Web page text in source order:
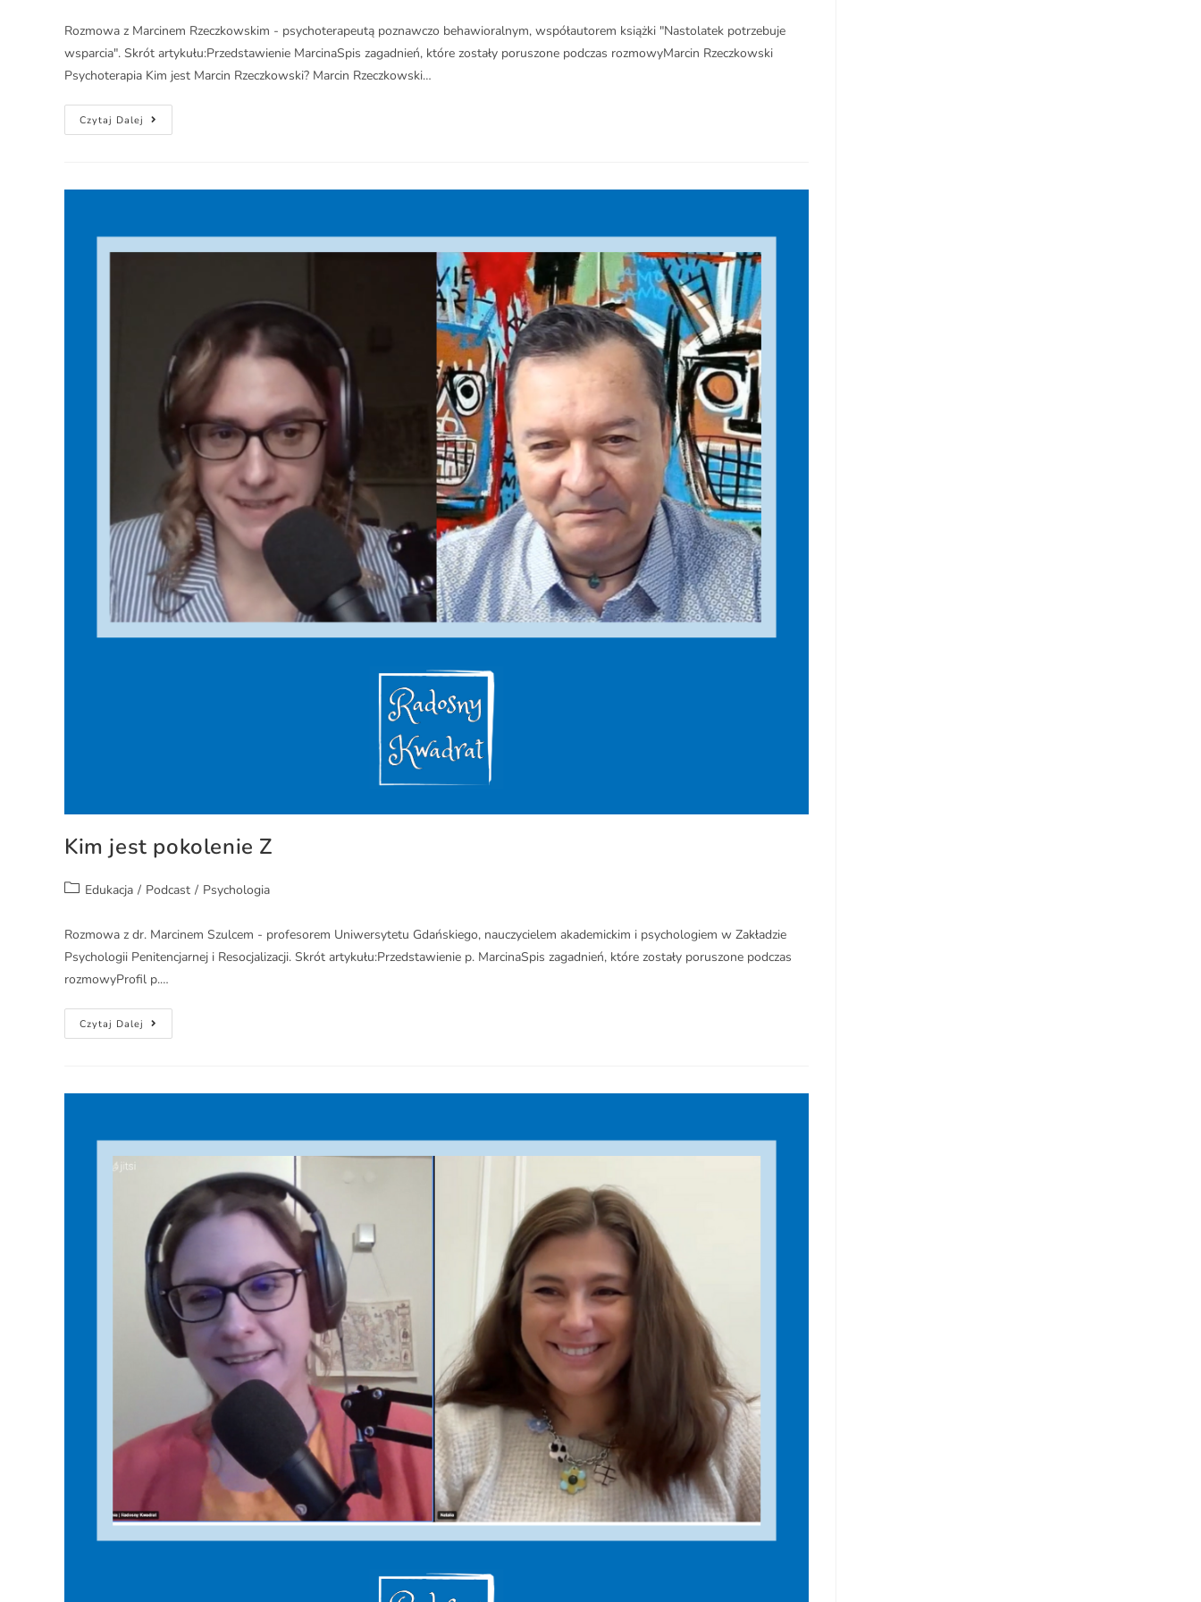
Rozmowa z Marcinem Rzeczkowskim - psychoterapeutą poznawczo behawioralnym, współautorem książki "Nastolatek potrzebuje
wsparcia". Skrót artykułu:Przedstawienie MarcinaSpis zagadnień, które zostały poruszone podczas rozmowyMarcin Rzeczkowski
Psychoterapia Kim jest Marcin Rzeczkowski? Marcin Rzeczkowski…
Czytaj Dalej
Kim jest pokolenie Z
Edukacja / Podcast / Psychologia
Rozmowa z dr. Marcinem Szulcem - profesorem Uniwersytetu Gdańskiego, nauczycielem akademickim i psychologiem w Zakładzie
Psychologii Penitencjarnej i Resocjalizacji. Skrót artykułu:Przedstawienie p. MarcinaSpis zagadnień, które zostały poruszone podczas
rozmowyProfil p.…
Czytaj Dalej